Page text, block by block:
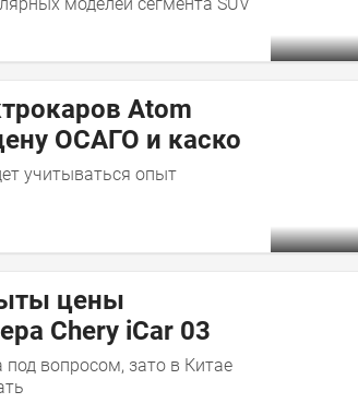
Atom
ОСАГО и каско
учитываться опыт
цены
Chery iCar 03
вопросом, зато в Китае